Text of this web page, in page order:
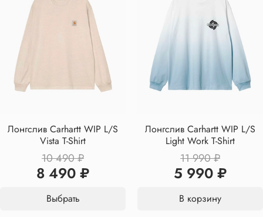
Лонгслив Carhartt WIP L/S
Vista T-Shirt
10 490 ₽
8 490 ₽
Выбрать
Лонгслив Carhartt WIP L/S
Light Work T-Shirt
11 990 ₽
5 990 ₽
В корзину